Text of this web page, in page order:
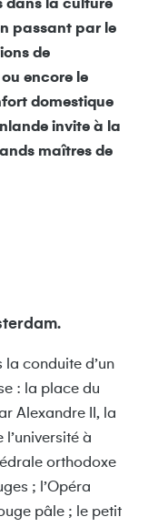
dans la culture
passant par le
de
encore le
domestique
invite à la
maîtres de
la conduite d’un
: la place du
Alexandre II, la
à
orthodoxe
; l’Opéra
pâle ; le petit